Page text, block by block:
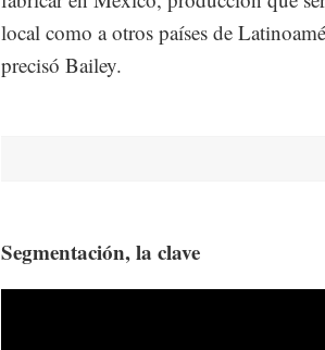
local como a otros países de
precisó Bailey.
Segmentación, la clave